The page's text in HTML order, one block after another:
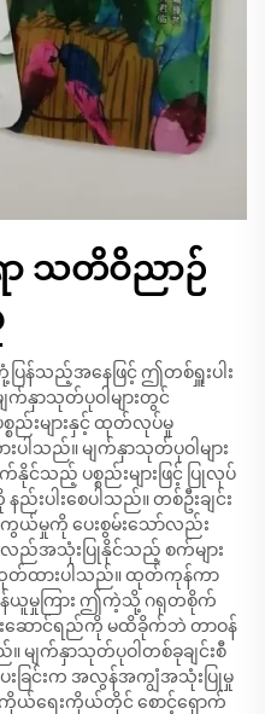
ာ သတိဝိညာဉ်
ပြန်သည့်အနေဖြင့် ဤတစ်ရှူးပါး
ာသုတ်ပုဝါများတွင်
ည်းများနှင့် ထုတ်လုပ်မှု
ါသည်။ မျက်နှာသုတ်ပုဝါများ
သည့် ပစ္စည်းများဖြင့် ပြုလုပ်
ည်းပါးစေပါသည်။ တစ်ဦးချင်း
ကွယ်မှုကို ပေးစွမ်းသော်လည်း
လည်အသုံးပြုနိုင်သည့် စက်များ
ထုတ်ထားပါသည်။ ထုတ်ကုန်ကာ
န်ယူမှုကြား ဤကဲ့သို့ ဂရုတစိုက်
မ်းဆောင်ရည်ကို မထိခိုက်ဘဲ တာဝန်
မျက်နှာသုတ်ပုဝါတစ်ခုချင်းစီ
းခြင်းက အလွန်အကျွံအသုံးပြုမှု
ယ်ရေးကိုယ်တိုင် စောင့်ရှောက်